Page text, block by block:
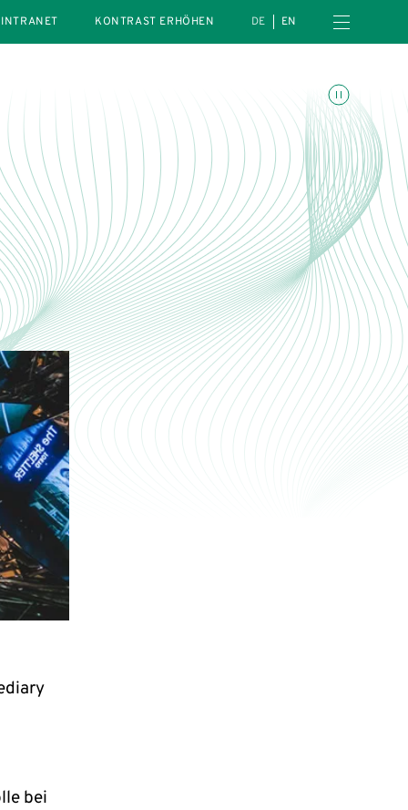
INTRANET
KONTRAST ERHÖHEN DE EN Menü öffnen
Animationen umschalten
bei